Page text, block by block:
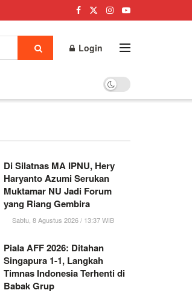
Login
Di Silatnas MA IPNU, Hery
Haryanto Azumi Serukan
Muktamar NU Jadi Forum
yang Riang Gembira
Sabtu, 8 Agustus 2026 / 13:37 WIB
Piala AFF 2026: Ditahan
Singapura 1-1, Langkah
Timnas Indonesia Terhenti di
Babak Grup